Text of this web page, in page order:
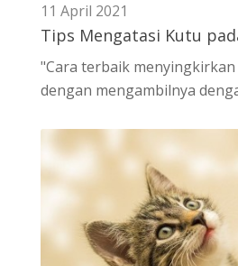
11 April 2021
Tips Mengatasi Kutu
"Cara terbaik
dengan mengambilnya